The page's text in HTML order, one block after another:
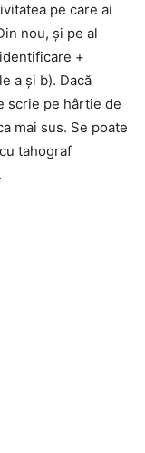
pe care ai
nou, și pe al
+
a și b). Dacă
scrie pe hârtie de
mai sus. Se poate
tahograf